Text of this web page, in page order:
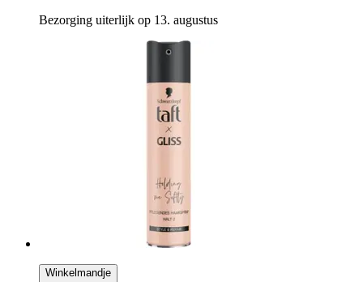
Bezorging uiterlijk op 13. augustus
Winkelmandje